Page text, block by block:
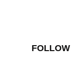
FOLLOW